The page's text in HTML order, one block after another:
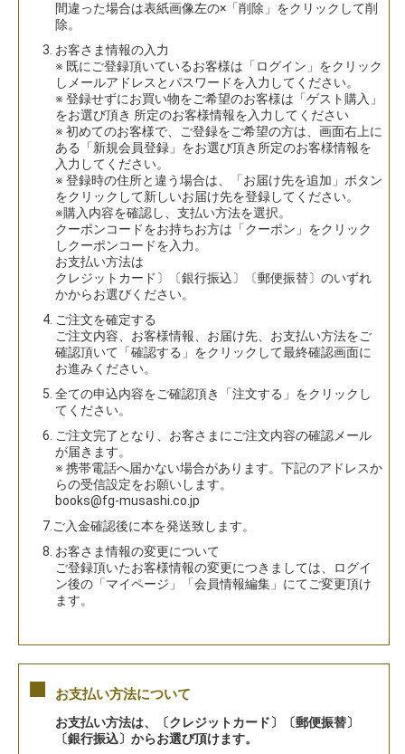
間違った場合は表紙画像左の×「削除」をクリックして削
除。
3. お客さま情報の入力
※ 既にご登録頂いているお客様は「ログイン」をクリック
しメールアドレスとパスワードを入力してください。
※ 登録せずにお買い物をご希望のお客様は「ゲスト購入」
をお選び頂き 所定のお客様情報を入力してください
※ 初めてのお客様で、ご登録をご希望の方は、画面右上に
ある「新規会員登録」をお選び頂き所定のお客様情報を
入力してください。
※ 登録時の住所と違う場合は、「お届け先を追加」ボタン
をクリックして新しいお届け先を登録してください。
※購入内容を確認し、支払い方法を選択。
クーポンコードをお持ちお方は「クーポン」をクリック
しクーポンコードを入力。
お支払い方法は
クレジットカード〕〔銀行振込〕〔郵便振替〕のいずれ
かからお選びください。
4. ご注文を確定する
ご注文内容、お客様情報、お届け先、お支払い方法をご
確認頂いて「確認する」をクリックして最終確認画面に
お進みください。
5. 全ての申込内容をご確認頂き「注文する」をクリックし
てください。
6. ご注文完了となり、お客さまにご注文内容の確認メール
が届きます。
※ 携帯電話へ届かない場合があります。下記のアドレスか
らの受信設定をお願いします。
books@fg-musashi.co.jp
7.ご入金確認後に本を発送致します。
8. お客さま情報の変更について
ご登録頂いたお客様情報の変更につきましては、ログイ
ン後の「マイページ」「会員情報編集」にてご変更頂け
ます。
■ お支払い方法について
お支払い方法は、〔クレジットカード〕〔郵便振替〕
〔銀行振込〕からお選び頂けます。